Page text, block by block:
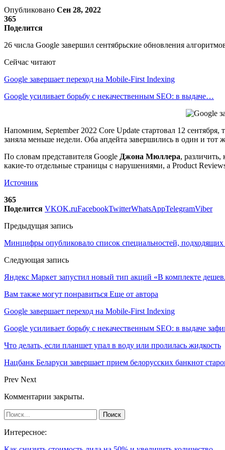
Опубликовано Сен 28, 2022
365
Поделится
26 числа Google завершил сентябрьские обновления
Сейчас читают
Google завершает переход на Mobile-First Indexing
Google усиливает борьбу с некачественным SEO: в выдаче…
Напомним, September 2022 Сore Update стартовал 12 сентября,
заняла меньше недели. Оба апдейта завершились в один и тот
По словам представителя Google Джона Мюллера, различить,
какие-то отдельные страницы с нарушениями, а Product
Источник
365
Поделится VKOK.ruFacebookTwitterWhatsAppTelegramViber
Предыдущая запись
Минцифры опубликовало список специальностей,
Следующая запись
Яндекс Маркет запустил новый тип акций «В комплекте
Вам также могут понравиться Еще от автора
Google завершает переход на Mobile-First Indexing
Google усиливает борьбу с некачественным SEO: в выдаче
Что делать, если планшет упал в воду или пролилась жидкость
Нацбанк Беларуси завершает прием белорусских банкнот
Prev Next
Комментарии закрыты.
Интересное: